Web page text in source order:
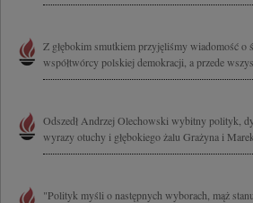
Z głębokim smutkiem przyjęliśmy wiadomość
współtwórcy polskiej demokracji, a przede
Odszedł Andrzej Olechowski wybitny polityk,
wyrazy otuchy i głębokiego żalu Grażyna i
"Polityk myśli o następnych wyborach, mąż